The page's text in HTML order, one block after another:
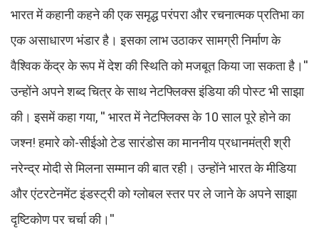
भारत में कहानी कहने की एक समृद्ध परंपरा और रचनात्मक प्रतिभा का
एक असाधारण भंडार है। इसका लाभ उठाकर सामग्री निर्माण के
वैश्विक केंद्र के रूप में देश की स्थिति को मजबूत किया जा सकता है।''
उन्होंने अपने शब्द चित्र के साथ नेटफ्लिक्स इंडिया की पोस्ट भी साझा
की। इसमें कहा गया, '' भारत में नेटफ्लिक्स के 10 साल पूरे होने का
जश्न! हमारे को-सीईओ टेड सारंडोस का माननीय प्रधानमंत्री श्री
नरेन्द्र मोदी से मिलना सम्मान की बात रही। उन्होंने भारत के मीडिया
और एंटरटेनमेंट इंडस्ट्री को ग्लोबल स्तर पर ले जाने के अपने साझा
दृष्टिकोण पर चर्चा की।''